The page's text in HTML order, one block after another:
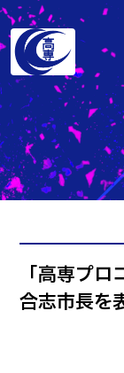
「高専プ
合志市長を
学科
電子情報学系
知能制御情報
情報工学科
融合・複合工
入試
入試速報